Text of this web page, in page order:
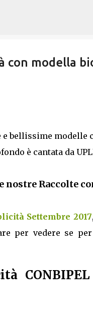
con modella
bellissime
è cantata da
nostre Raccolte
Settembre 2017
per vedere se